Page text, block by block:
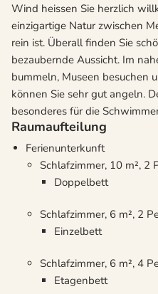
Wind heissen Sie herzlich
einzigartige Natur zwischen
rein ist. Überall finden Sie
bezaubernde Aussicht. Im
bummeln, Museen besuchen
können Sie sehr gut angeln.
besonderes für die
Raumaufteilung
Ferienunterkunft
Schlafzimmer, 10 m², 2
Doppelbett
Schlafzimmer, 6 m², 2
Einzelbett
Schlafzimmer, 6 m², 4
Etagenbett